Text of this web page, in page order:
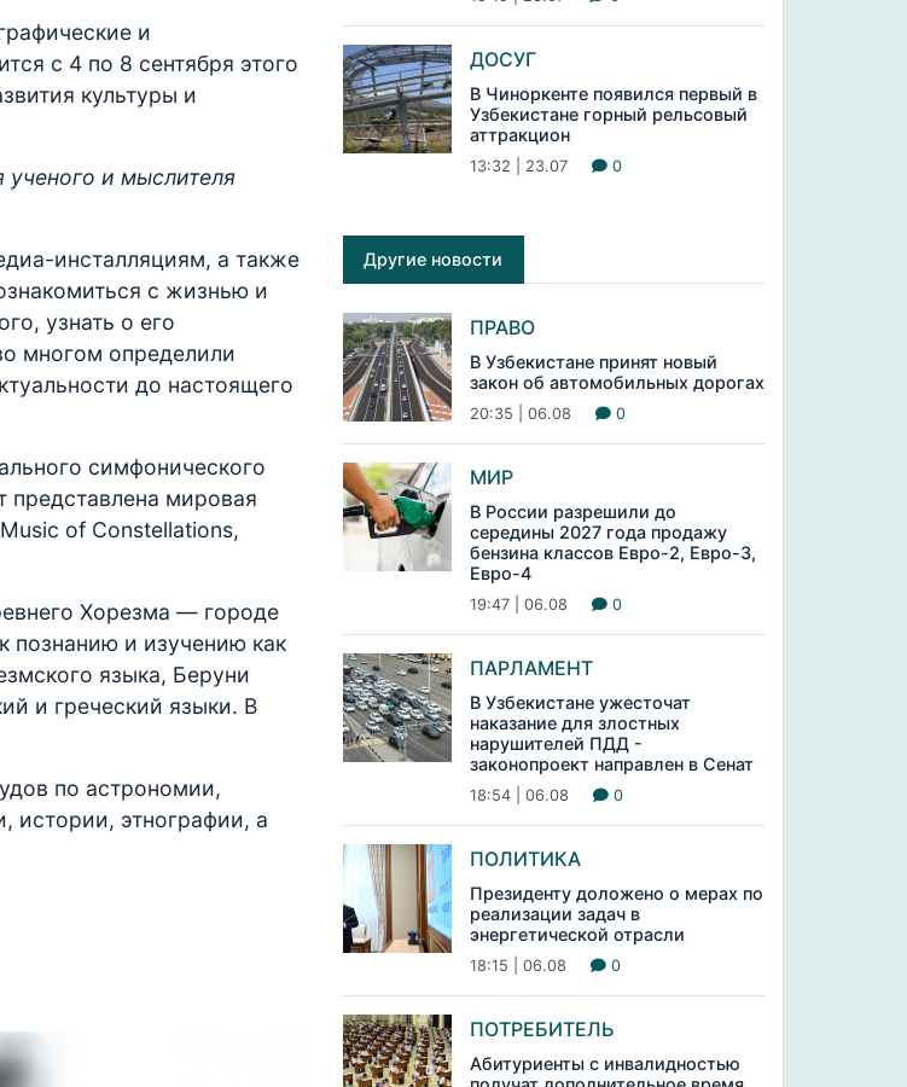
и
с 4 по 8 сентября этого
культуры и
и мыслителя
инсталляциям, а также
с жизнью и
узнать о его
многом определили
до настоящего
симфонического
представлена мировая
of Constellations,
Хорезма — городе
познанию и изучению как
языка, Беруни
и греческий языки. В
по астрономии,
истории, этнографии, а
ДОСУГ
В Чиноркенте появился первый в
Узбекистане горный рельсовый
аттракцион
13:32 | 23.07 0
Другие новости
ПРАВО
В Узбекистане принят новый
закон об автомобильных дорогах
20:35 | 06.08 0
МИР
В России разрешили до
середины 2027 года продажу
бензина классов Евро-2, Евро-3,
Евро-4
19:47 | 06.08 0
ПАРЛАМЕНТ
В Узбекистане ужесточат
наказание для злостных
нарушителей ПДД -
законопроект направлен в Сенат
18:54 | 06.08 0
ПОЛИТИКА
Президенту доложено о мерах по
реализации задач в
энергетической отрасли
18:15 | 06.08 0
ПОТРЕБИТЕЛЬ
Абитуриенты с инвалидностью